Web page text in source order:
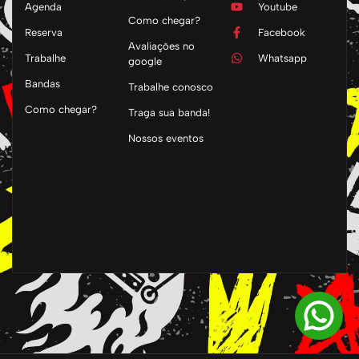
Agenda
Reserva
Trabalhe
Bandas
Como chegar?
Como chegar?
Avaliações no
google
Trabalhe conosco
Traga sua banda!
Nossos eventos
Youtube
Facebook
Whatsapp